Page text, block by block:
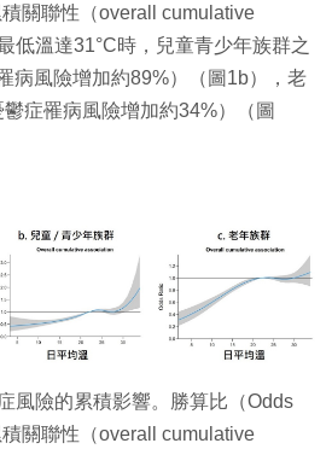
關聯性（overall cumulative
低溫達31°C時，兒童青少年族群之
病風險增加約89%）（圖1b），老
症罹病風險增加約34%）（圖
風險的累積影響。勝算比（Odds
關聯性（overall cumulative